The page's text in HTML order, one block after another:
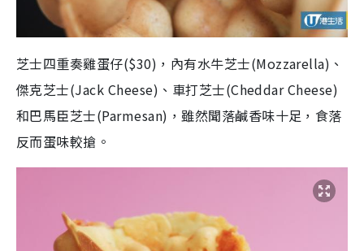
芝士四重奏雞蛋仔($30)， 內有水牛芝士(Mozzarella)、
傑克芝士(Jack Cheese)、車打芝士(Cheddar Cheese)
和巴馬臣芝士(Parmesan)，雖然聞落鹹香味十足，食落
反而蛋味較搶。